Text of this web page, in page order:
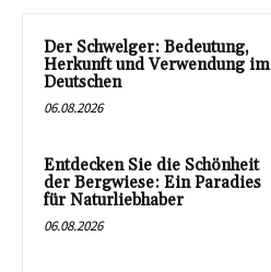
Der Schwelger: Bedeutung,
Herkunft und Verwendung im
Deutschen
06.08.2026
Entdecken Sie die Schönheit
der Bergwiese: Ein Paradies
für Naturliebhaber
06.08.2026